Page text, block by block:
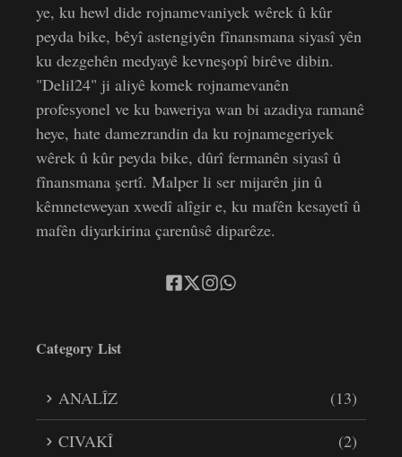
ye, ku hewl dide rojnamevaniyek wêrek û kûr
peyda bike, bêyî astengiyên fînansmana siyasî yên
ku dezgehên medyayê kevneşopî birêve dibin.
"Delil24" ji aliyê komek rojnamevanên
profesyonel ve ku baweriya wan bi azadiya ramanê
heye, hate damezrandin da ku rojnamegeriyek
wêrek û kûr peyda bike, dûrî fermanên siyasî û
fînansmana şertî. Malper li ser mijarên jin û
kêmneteweyan xwedî alîgir e, ku mafên kesayetî û
mafên diyarkirina çarenûsê diparêze.
Category List
ANALÎZ
(13)
CIVAKÎ
(2)